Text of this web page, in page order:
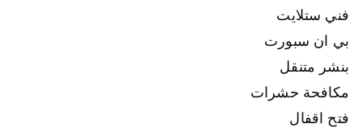
فني ستلايت
بي ان سبورت
بنشر متنقل
مكافحة حشرات
فتح اقفال